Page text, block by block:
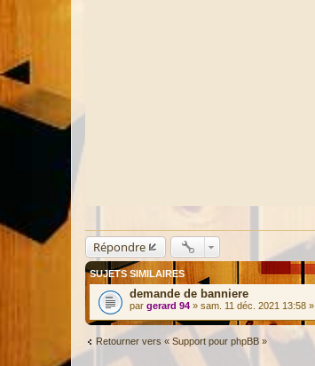
Répondre
SUJETS SIMILAIRES
demande de banniere
par gerard 94 » sam. 11 déc. 2021 13:58
Retourner vers « Support pour phpBB »